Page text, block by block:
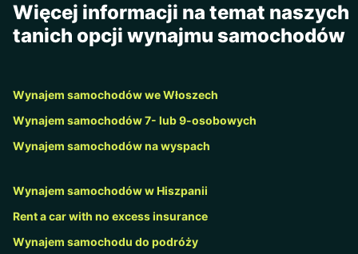
Więcej informacji na temat naszych
tanich opcji wynajmu samochodów
Wynajem samochodów we Włoszech
Wynajem samochodów 7- lub 9-osobowych
Wynajem samochodów na wyspach
Wynajem samochodów w Hiszpanii
Rent a car with no excess insurance
Wynajem samochodu do podróży